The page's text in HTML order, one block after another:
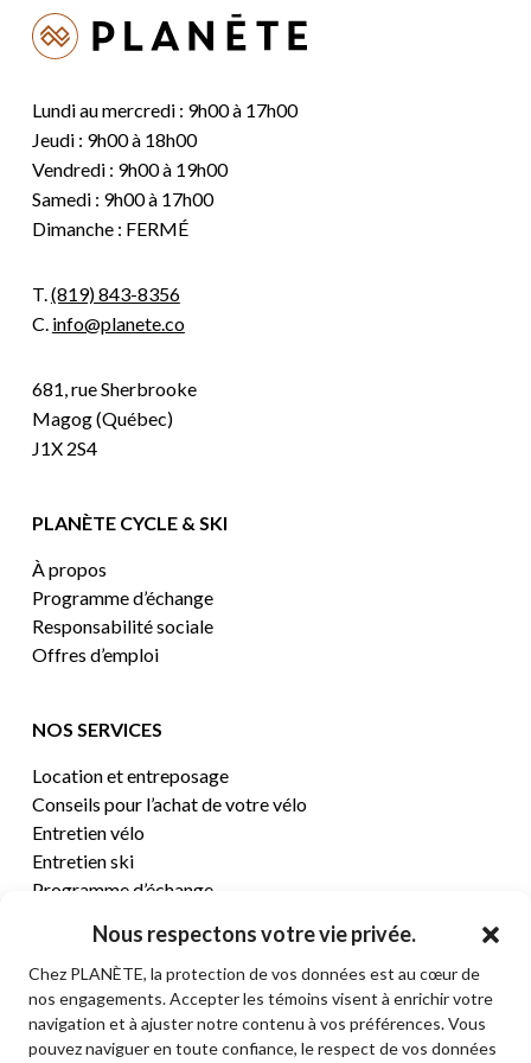
Nous respectons votre vie privée.
Chez PLANÈTE, la protection de vos données est au cœur de
nos engagements. Accepter les témoins visent à enrichir votre
navigation et à ajuster notre contenu à vos préférences. Vous
pouvez naviguer en toute confiance, le respect de vos données
Lundi au mercredi : 9h00 à 17h00
Jeudi : 9h00 à 18h00
Vendredi : 9h00 à 19h00
Samedi : 9h00 à 17h00
Dimanche : FERMÉ
T.(819) 843-8356
C. info@planete.co
681, rue Sherbrooke
Magog (Québec)
J1X 2S4
PLANÈTE CYCLE & SKI
À propos
Programme d’échange
Responsabilité sociale
Offres d’emploi
NOS SERVICES
Location et entreposage
Conseils pour l’achat de votre vélo
Entretien vélo
Entretien ski
Programme d’échange
CENTRE D’AIDE
Termes et conditions de vente
Retours et remboursements